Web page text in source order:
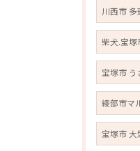
川西市
柴犬.宝塚
宝塚市 う
綾部市マ
宝塚市 大